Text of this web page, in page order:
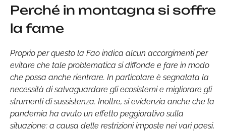
Perché in montagna si soffre
la fame
Proprio per questo la Fao indica alcun accorgimenti per
evitare che tale problematica si diffonde e fare in modo
che possa anche rientrare. In particolare è segnalata la
necessità di salvaguardare gli ecosistemi e migliorare gli
strumenti di sussistenza. Inoltre, si evidenzia anche che la
pandemia ha avuto un effetto peggiorativo sulla
situazione: a causa delle restrizioni imposte nei vari paesi,